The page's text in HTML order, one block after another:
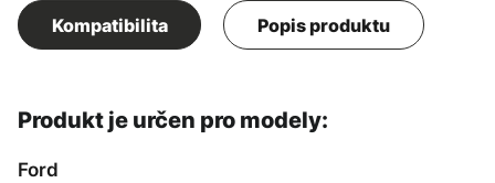
Kompatibilita Popis produktu
Produkt je určen pro modely:
Ford